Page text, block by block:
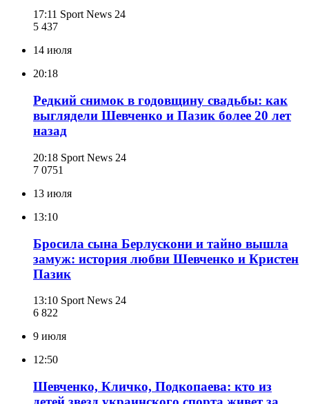
17:11 Sport News 24
5 437
14 июля
20:18
Редкий снимок в годовщину свадьбы: как
выглядели Шевченко и Пазик более 20 лет
назад
20:18 Sport News 24
7 0751
13 июля
13:10
Бросила сына Берлускони и тайно вышла
замуж: история любви Шевченко и Кристен
Пазик
13:10 Sport News 24
6 822
9 июля
12:50
Шевченко, Кличко, Подкопаева: кто из